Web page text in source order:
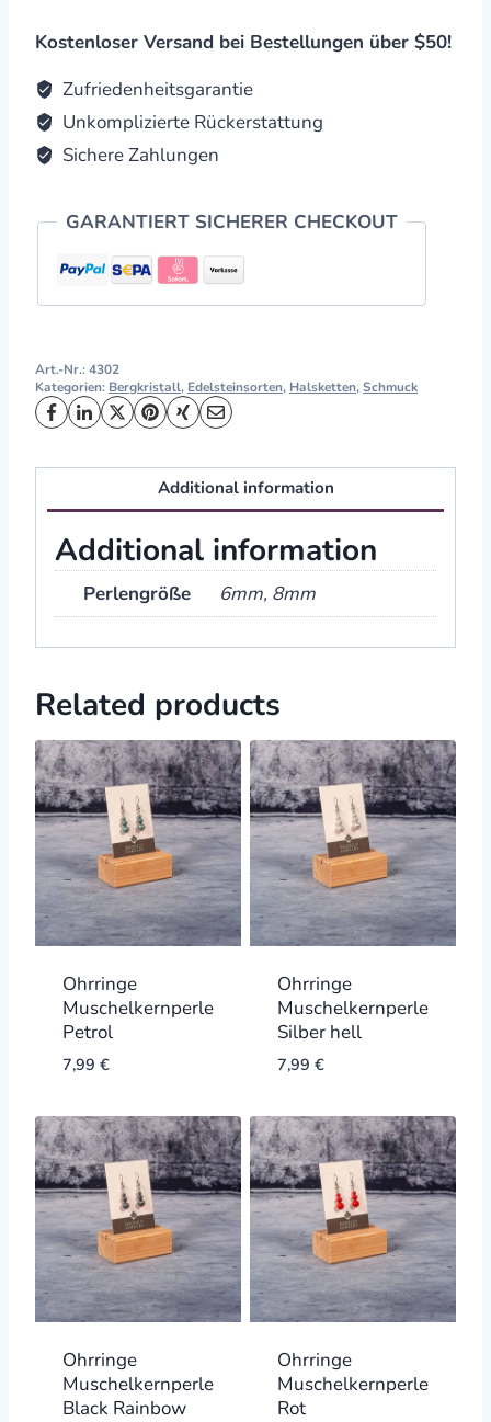
Bergkristall
Kostenloser Versand bei Bestellungen über $50!
Zufriedenheitsgarantie
Unkomplizierte Rückerstattung
Sichere Zahlungen
GARANTIERT SICHERER CHECKOUT
Art.-Nr.:4302
Kategorien: Bergkristall, Edelsteinsorten, Halsketten,Schmuck
Additional information
Additional information
Perlengröße 6mm, 8mm
Related products
Ohrringe
Muschelkernperle
Petrol
7,99 €
Ohrringe
Muschelkernperle
Silber hell
7,99 €
Ohrringe
Muschelkernperle
Black Rainbow
Ohrringe
Muschelkernperle
Rot